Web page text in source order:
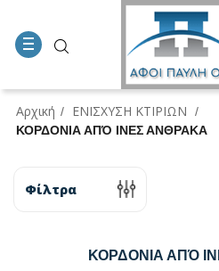
Αρχική / ΕΝΙΣΧΥΣΗ ΚΤΙΡΙΩΝ
/
ΚΟΡΔΟΝΙΑ ΑΠΌ ΙΝΕΣ ΑΝΘΡΑΚΑ
Φίλτρα
ΚΟΡΔΟΝΙΑ ΑΠΌ